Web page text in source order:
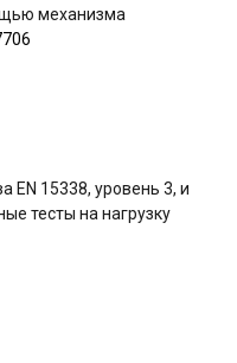
механизма
EN 15338, уровень 3, и
тесты на нагрузку